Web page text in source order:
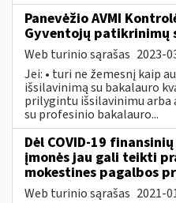
Panevėžio AVMI
Gyventojų patikrinimų
Web turinio sąrašas 2023-
Jei: • turi ne žemesnį kaip
išsilavinimą su bakalauro
prilygintu išsilavinimu
su profesinio bakalauro...
Dėl COVID-19
įmonės jau gali teikti
mokestines pagalbos
Web turinio sąrašas 2021-